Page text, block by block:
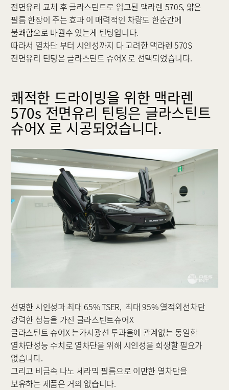
전면유리 교체 후 글라스틴트로 입고된 맥라렌 570S, 얇은
필름 한장이 주는 효과 이 매력적인 차량도 한순간에
불쾌함으로 바뀔수 있는게 틴팅입니다.
따라서 열차단 부터 시인성까지 다 고려한 맥라렌 570S
전면유리 틴팅은 글라스틴트 슈어X 로 선택되었습니다.
쾌적한 드라이빙을 위한 맥라렌
570s 전면유리 틴팅은 글라스틴트
슈어X 로 시공되었습니다.
선명한 시인성과 최대 65% TSER, 최대 95% 열적외선차단
강력한 성능을 가진 글라스틴트슈어X
글라스틴트 슈어X 는가시광선 투과율에 관계없는 동일한
열차단성능 수치로 열차단을 위해 시인성을 희생할 필요가
없습니다.
그리고 비금속 나노 세라믹 필름으로 이만한 열차단을
보유하는 제품은 거의 없습니다.